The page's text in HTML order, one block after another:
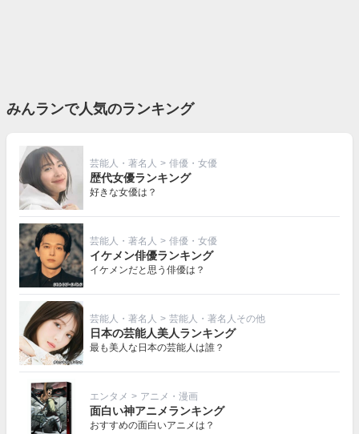
みんランで人気のランキング
芸能人・著名人 > 俳優・女優
歴代女優ランキング
好きな女優は？
芸能人・著名人 > 俳優・女優
イケメン俳優ランキング
イケメンだと思う俳優は？
芸能人・著名人 > 芸能人・著名人その他
日本の芸能人美人ランキング
最も美人な日本の芸能人は誰？
エンタメ > アニメ・漫画
面白い神アニメランキング
おすすめの面白いアニメは？